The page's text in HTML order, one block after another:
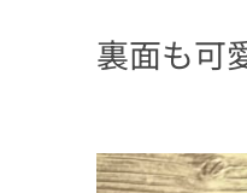
裏面も可